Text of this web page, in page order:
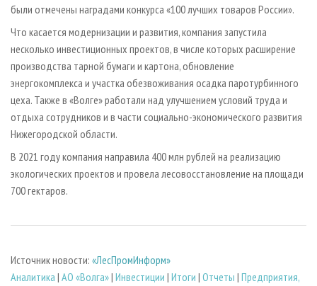
были отмечены наградами конкурса «100 лучших товаров России».
Что касается модернизации и развития, компания запустила
несколько инвестиционных проектов, в числе которых расширение
производства тарной бумаги и картона, обновление
энергокомплекса и участка обезвоживания осадка паротурбинного
цеха. Также в «Волге» работали над улучшением условий труда и
отдыха сотрудников и в части социально-экономического развития
Нижегородской области.
В 2021 году компания направила 400 млн рублей на реализацию
экологических проектов и провела лесовосстановление на площади
700 гектаров.
Источник новости: «ЛесПромИнформ»
Аналитика | АО «Волга»| Инвестиции | Итоги | Отчеты | Предприятия,